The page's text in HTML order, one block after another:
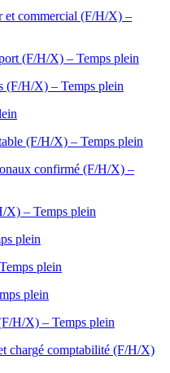
et commercial (F/H/X) –
(F/H/X) – Temps plein
(F/H/X) – Temps plein
(F/H/X) – Temps plein
confirmé (F/H/X) –
X) – Temps plein
plein
plein
plein
H/X) – Temps plein
chargé comptabilité (F/H/X)